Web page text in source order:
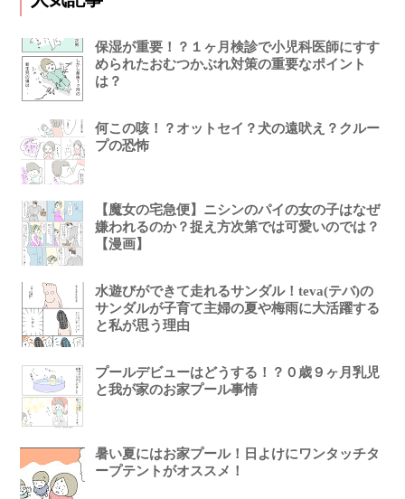
保湿が重要！？１ヶ月検診で小児科医師にすす
められたおむつかぶれ対策の重要なポイント
は？
何この咳！？オットセイ？犬の遠吠え？クルー
プの恐怖
【魔女の宅急便】ニシンのパイの女の子はなぜ
嫌われるのか？捉え方次第では可愛いのでは？
【漫画】
水遊びができて走れるサンダル！teva(テバ)の
サンダルが子育て主婦の夏や梅雨に大活躍する
と私が思う理由
プールデビューはどうする！？０歳９ヶ月乳児
と我が家のお家プール事情
暑い夏にはお家プール！日よけにワンタッチタ
ープテントがオススメ！